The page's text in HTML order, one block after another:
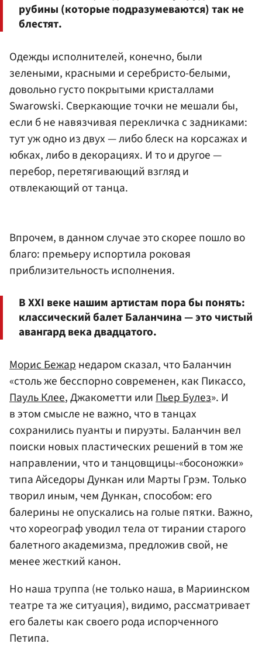
рубины (которые подразумеваются) так не
блестят.
Одежды исполнителей, конечно, были
зелеными, красными и серебристо-белыми,
довольно густо покрытыми кристаллами
Swarowski. Сверкающие точки не мешали бы,
если б не навязчивая перекличка с задниками:
тут уж одно из двух — либо блеск на корсажах и
юбках, либо в декорациях. И то и другое —
перебор, перетягивающий взгляд и
отвлекающий от танца.
Впрочем, в данном случае это скорее пошло во
благо: премьеру испортила роковая
приблизительность исполнения.
В XXI веке нашим артистам пора бы понять:
классический балет Баланчина — это чистый
авангард века двадцатого.
Морис Бежарнедаром сказал, что Баланчин
«столь же бесспорно современен, как Пикассо,
Пауль Клее, Джакометти илиПьер Булез». И
в этом смысле не важно, что в танцах
сохранились пуанты и пируэты. Баланчин вел
поиски новых пластических решений в том же
направлении, что и танцовщицы-«босоножки»
типа Айседоры Дункан или Марты Грэм. Только
творил иным, чем Дункан, способом: его
балерины не опускались на голые пятки. Важно,
что хореограф уводил тела от тирании старого
балетного академизма, предложив свой, не
менее жесткий канон.
Но наша труппа (не только наша, в Мариинском
театре та же ситуация), видимо, рассматривает
его балеты как своего рода испорченного
Петипа.